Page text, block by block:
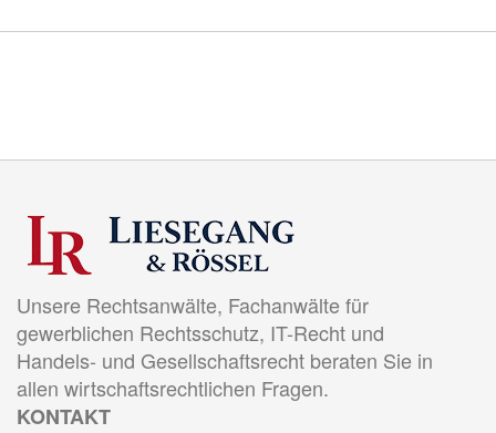
Unsere Rechtsanwälte, Fachanwälte für
gewerblichen Rechtsschutz, IT-Recht und
Handels- und Gesellschaftsrecht beraten Sie in
allen wirtschaftsrechtlichen Fragen.
KONTAKT